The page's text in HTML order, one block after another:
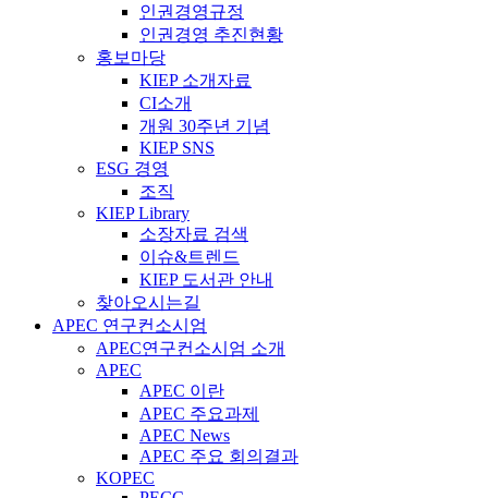
인권경영규정
인권경영 추진현황
홍보마당
KIEP 소개자료
CI소개
개원 30주년 기념
KIEP SNS
ESG 경영
조직
KIEP Library
소장자료 검색
이슈&트렌드
KIEP 도서관 안내
찾아오시는길
APEC 연구컨소시엄
APEC연구컨소시엄 소개
APEC
APEC 이란
APEC 주요과제
APEC News
APEC 주요 회의결과
KOPEC